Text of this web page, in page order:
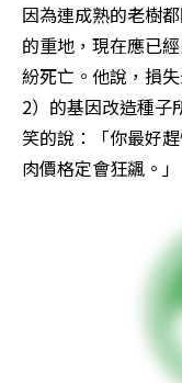
因為連成熟的老樹
的重地，現在應已
紛死亡。他說，損
2）的基因改造種子
笑的說：「你最好
肉價格定會狂飊。」